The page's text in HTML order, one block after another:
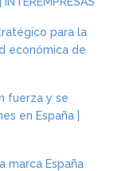
para la
económica de
fuerza y se
en España |
marca España